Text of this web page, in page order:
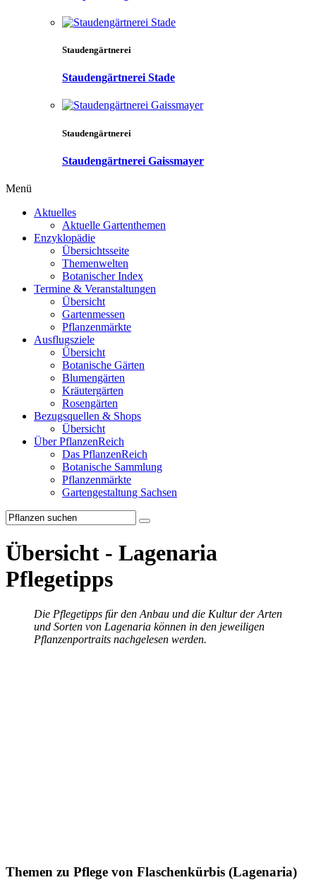
Staudengärtnerei
Staudengärtnerei Stade
Staudengärtnerei
Staudengärtnerei Gaissmayer
Menü
Aktuelles
Aktuelle Gartenthemen
Enzyklopädie
Übersichtsseite
Themenwelten
Botanischer Index
Termine & Veranstaltungen
Übersicht
Gartenmessen
Pflanzenmärkte
Ausflugsziele
Übersicht
Botanische Gärten
Blumengärten
Kräutergärten
Rosengärten
Bezugsquellen & Shops
Übersicht
Über PflanzenReich
Das PflanzenReich
Botanische Sammlung
Pflanzenmärkte
Gartengestaltung Sachsen
Übersicht - Lagenaria
Pflegetipps
Die Pflegetipps für den Anbau und die Kultur der Arten
und Sorten von Lagenaria können in den jeweiligen
Pflanzenportraits nachgelesen werden.
Themen zu Pflege von Flaschenkürbis (Lagenaria)